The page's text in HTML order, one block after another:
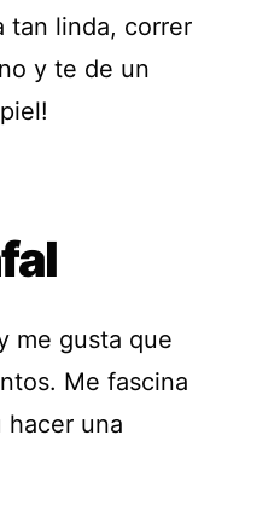
tan linda, correr
y te de un
me gusta que
Me fascina
hacer una